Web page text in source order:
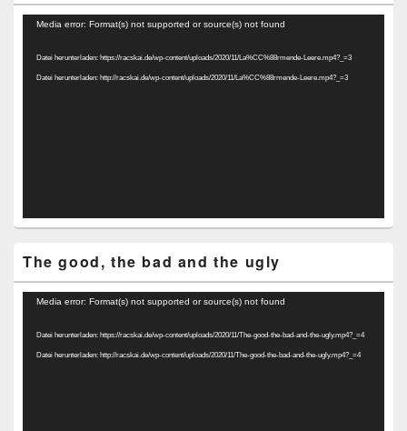
Video-
Media error: Format(s) not supported or source(s) not found
Datei herunterladen: https://racskai.de/wp-content/uploads/2020/11/La%CC%88rmende-Leere.mp4?_=3
Datei herunterladen: http://racskai.de/wp-content/uploads/2020/11/La%CC%88rmende-Leere.mp4?_=3
The good, the bad and the ugly
Video-
Media error: Format(s) not supported or source(s) not found
Datei herunterladen: https://racskai.de/wp-content/uploads/2020/11/The-good-the-bad-and-the-ugly.mp4?_=4
Datei herunterladen: http://racskai.de/wp-content/uploads/2020/11/The-good-the-bad-and-the-ugly.mp4?_=4